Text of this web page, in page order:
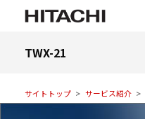
TWX-21
サイトトップ サービス紹介